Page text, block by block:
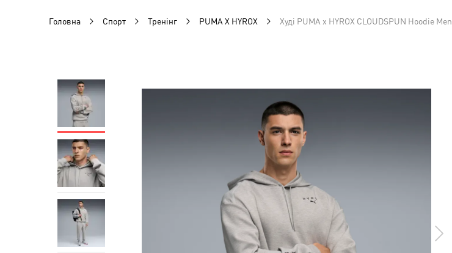
Головна Спорт Тренінг PUMA X HYROX Худі PUMA x HYROX CLOUDSPUN Hoodie Men